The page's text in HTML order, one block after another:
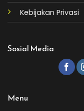
Kebijakan Privasi
Sosial Media
Menu